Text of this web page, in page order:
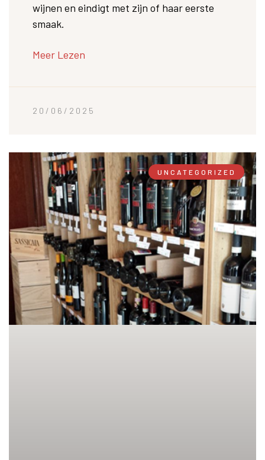
wijnen en eindigt met zijn of haar eerste
smaak.
Meer Lezen
20/06/2025
UNCATEGORIZED